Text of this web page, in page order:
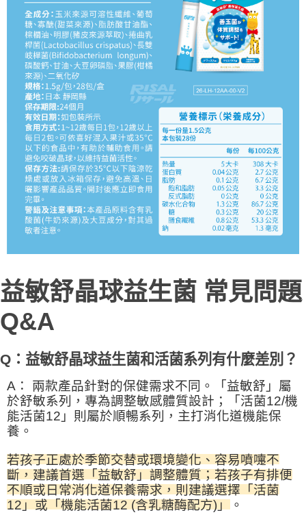
益敏舒晶球益生菌 常見問題
Q&A
Q：益敏舒晶球益生菌和活菌系列有什麼差別？
A： 兩款產品針對的保健需求不同。
「益敏舒」屬
於舒敏系列
，專為調整敏感體質設計；
「活菌12/機
能活菌12」則屬於順暢系列
，主打消化道機能保
養。
若孩子正處於季節交替或環境變化、容易噴嚏不
斷，建議首選「益敏舒」調整體質；若孩子有排便
不順或日常消化道保養需求，則建議選擇「活菌
12」或「機能活菌12 (含乳糖酶配方)」
。